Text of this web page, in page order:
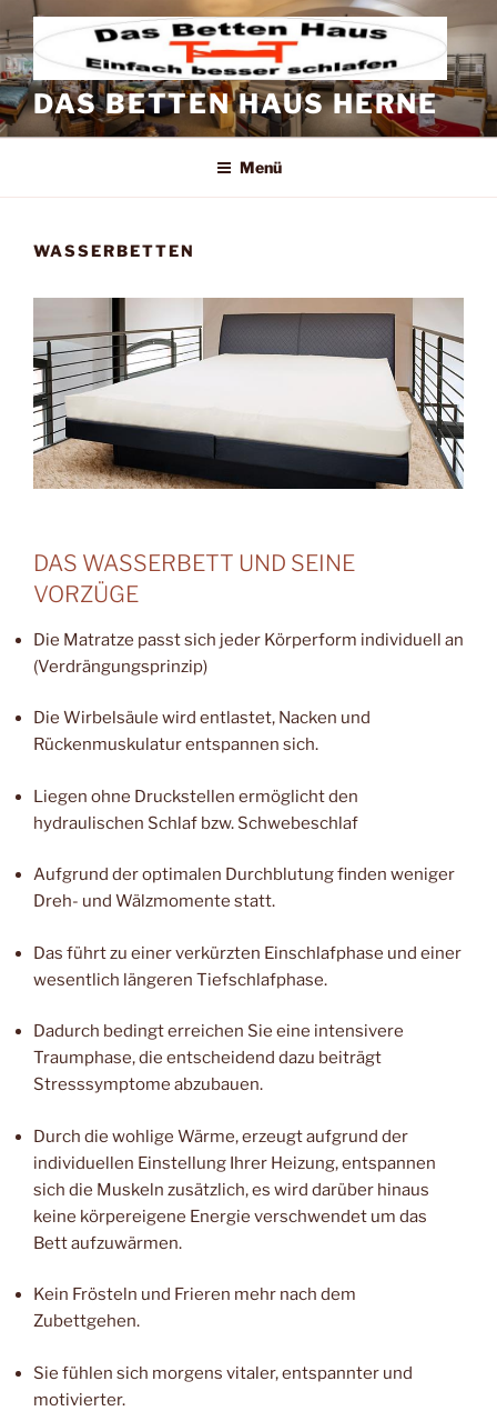
Zum
Inhalt
springen
DAS BETTEN HAUS HERNE
Menü
WASSERBETTEN
DAS WASSERBETT UND SEINE
VORZÜGE
Die Matratze passt sich jeder Körperform individuell an
(Verdrängungsprinzip)
Die Wirbelsäule wird entlastet, Nacken und
Rückenmuskulatur entspannen sich.
Liegen ohne Druckstellen ermöglicht den
hydraulischen Schlaf bzw. Schwebeschlaf
Aufgrund der optimalen Durchblutung finden weniger
Dreh- und Wälzmomente statt.
Das führt zu einer verkürzten Einschlafphase und einer
wesentlich längeren Tiefschlafphase.
Dadurch bedingt erreichen Sie eine intensivere
Traumphase, die entscheidend dazu beiträgt
Stresssymptome abzubauen.
Durch die wohlige Wärme, erzeugt aufgrund der
individuellen Einstellung Ihrer Heizung, entspannen
sich die Muskeln zusätzlich, es wird darüber hinaus
keine körpereigene Energie verschwendet um das
Bett aufzuwärmen.
Kein Frösteln und Frieren mehr nach dem
Zubettgehen.
Sie fühlen sich morgens vitaler, entspannter und
motivierter.